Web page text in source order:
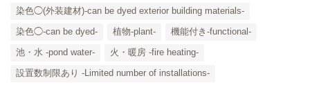
染色◯(外装建材)-can be dyed exterior building materials-
染色◯-can be dyed-
植物-plant-
機能付き-functional-
池・水 -pond water-
火・暖房 -fire heating-
設置数制限あり -Limited number of installations-
Category List-
HOUSING COLLECTIONと